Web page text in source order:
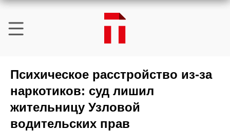
Психическое расстройство из-за
наркотиков: суд лишил
жительницу Узловой
водительских прав